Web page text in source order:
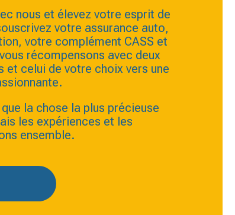
nous et élevez votre esprit de
votre assurance auto,
votre complément CASS et
récompensons avec deux
et celui de votre choix vers une
la chose la plus précieuse
les expériences et les
ensemble.